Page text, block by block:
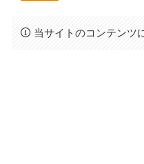
当サイトのコンテンツ